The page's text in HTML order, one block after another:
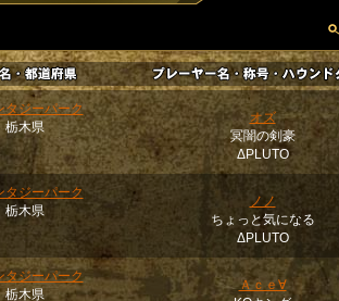
タジーパーク
栃木県
オズ
冥闇の剣豪
ΔPLUTO
タジーパーク
栃木県
ノノ
ちょっと気になる
ΔPLUTO
タジーパーク
栃木県
Ａｃｅ∀